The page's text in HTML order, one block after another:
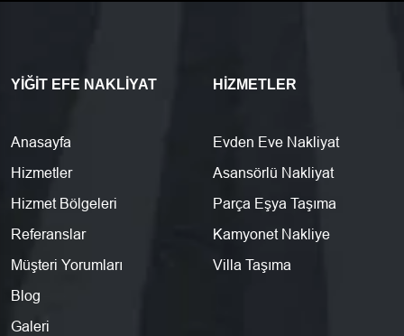
YIĞIT EFE NAKLIYAT
Anasayfa
Hizmetler
Hizmet Bölgeleri
Referanslar
Müşteri Yorumları
Blog
Galeri
HIZMETLER
Evden Eve Nakliyat
Asansörlü Nakliyat
Parça Eşya Taşıma
Kamyonet Nakliye
Villa Taşıma